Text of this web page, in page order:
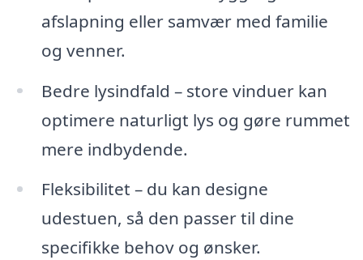
afslapning eller samvær med familie
og venner.
Bedre lysindfald – store vinduer kan
optimere naturligt lys og gøre rummet
mere indbydende.
Fleksibilitet – du kan designe
udestuen, så den passer til dine
specifikke behov og ønsker.